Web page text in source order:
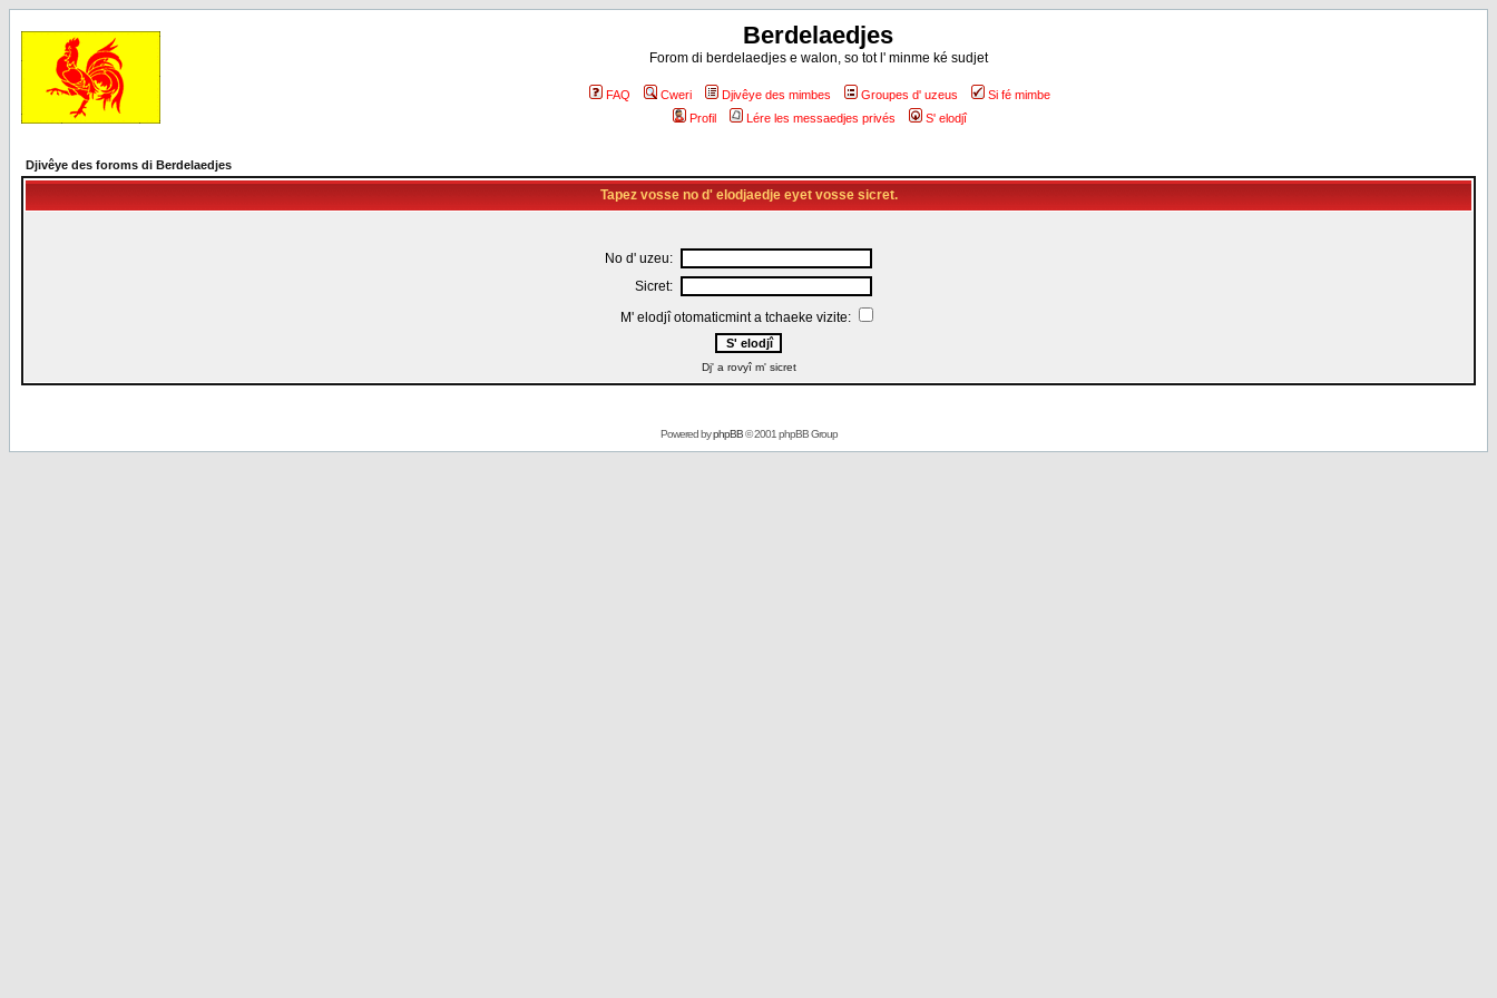
Berdelaedjes
Forom di berdelaedjes e walon, so tot l' minme ké sudjet
FAQ Cweri Djivêye des mimbes Groupes d' uzeus
Si fé mimbe
Profil
Lére les messaedjes privés S' elodjî
Djivêye des foroms di Berdelaedjes
Tapez vosse no d' elodjaedje eyet vosse sicret.
No d' uzeu:
Sicret:
M' elodjî otomaticmint a tchaeke vizite:
Dj' a rovyî m' sicret
Powered byphpBB© 2001 phpBB Group